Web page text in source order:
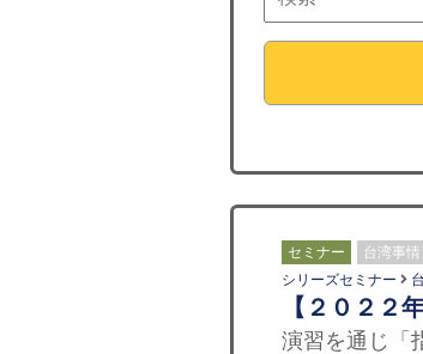
セミナー 台湾事情
シリーズセミナー
【２０２
演習を通じ「